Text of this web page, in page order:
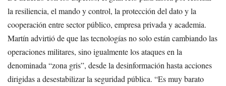
la resiliencia, el mando y control, la protección del dato y la
cooperación entre sector público, empresa privada y academia.
Martín advirtió de que las tecnologías no solo están cambiando las
operaciones militares, sino igualmente los ataques en la
denominada “zona gris”, desde la desinformación hasta acciones
dirigidas a desestabilizar la seguridad pública. “Es muy barato